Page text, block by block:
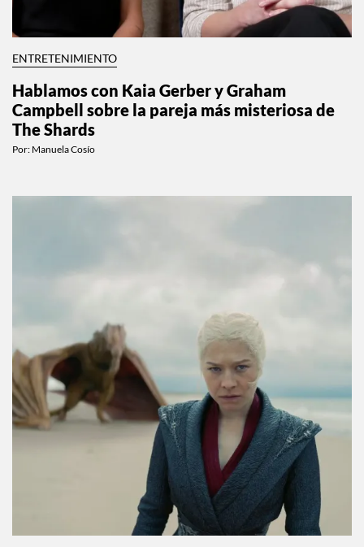
ENTRETENIMIENTO
Hablamos con Kaia Gerber y Graham
Campbell sobre la pareja más misteriosa de
The Shards
Por: Manuela Cosío